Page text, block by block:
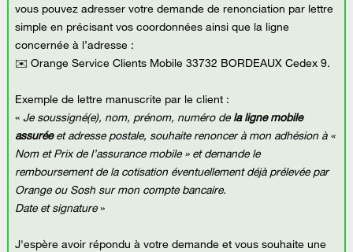
vous pouvez adresser votre demande de renonciation par lettre
simple en précisant vos coordonnées ainsi que la ligne
concernée à l’adresse :
✉️ Orange Service Clients Mobile 33732 BORDEAUX Cedex 9.
Exemple de lettre manuscrite par le client :
«Je soussigné(e), nom, prénom, numéro dela ligne mobile
assuréeet adresse postale, souhaite renoncer à mon adhésion à «
Nom et Prix de l’assurance mobile » et demande le
remboursement de la cotisation éventuellement déjà prélevée par
Orange ou Sosh sur mon compte bancaire.
Date et signature»
J'espère avoir répondu à votre demande et vous souhaite une